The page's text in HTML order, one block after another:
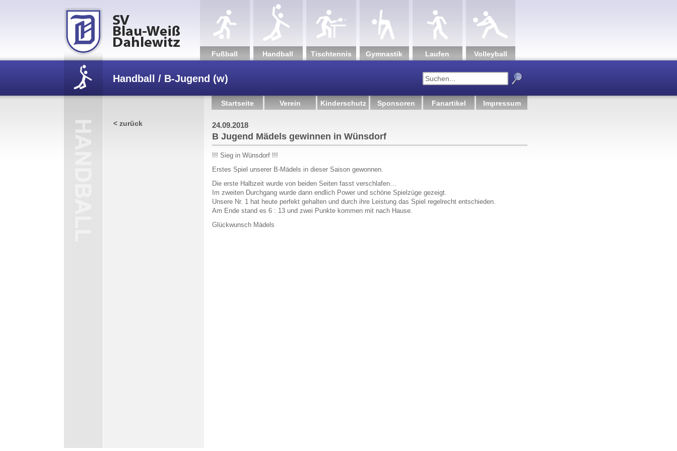
Fuß­ball Hand­ball Tisch­tennis Gym­nastik Lau­fen Volley­ball
Handball / B-Jugend (w)
< zurück
Startseite Verein Kinderschutz Sponsoren Fanartikel Impressum
24.09.2018
B Jugend Mädels gewinnen in Wünsdorf
!!! Sieg in Wünsdorf !!!
Erstes Spiel unserer B-Mädels in dieser Saison gewonnen.
Die erste Halbzeit wurde von beiden Seiten fasst verschlafen…
Im zweiten Durchgang wurde dann endlich Power und schöne Spielzüge gezeigt.
Unsere Nr. 1 hat heute perfekt gehalten und durch ihre Leistung das Spiel regelrecht entschieden.
Am Ende stand es 6 : 13 und zwei Punkte kommen mit nach Hause.
Glückwunsch Mädels